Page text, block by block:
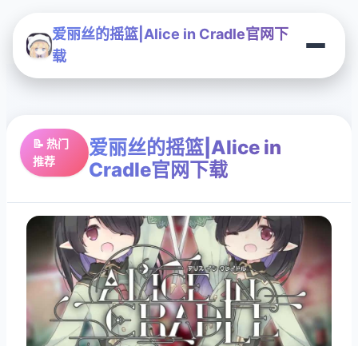
爱丽丝的摇篮|Alice in Cradle官网下
载
📝 热门
推荐
爱丽丝的摇篮|Alice in
Cradle官网下载